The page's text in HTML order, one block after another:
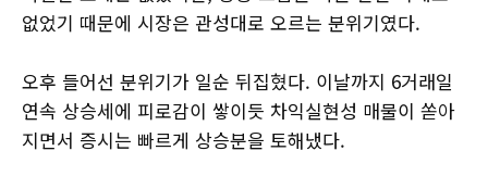
없었기 때문에 시장은 관성대로 오르는 분위기였다.
오후 들어선 분위기가 일순 뒤집혔다. 이날까지 6거래일
연속 상승세에 피로감이 쌓이듯 차익실현성 매물이 쏟아
지면서 증시는 빠르게 상승분을 토해냈다.